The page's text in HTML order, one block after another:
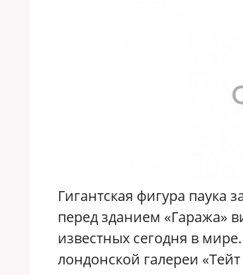
Гигантская фигура паука
перед зданием «Гаража»
известных сегодня в
лондонской галереи